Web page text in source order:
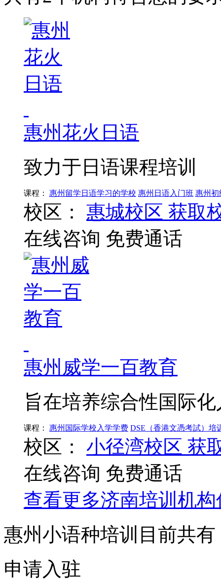
惠州花火日语
致力于日语课程培训
课程： 惠州留学日语学习的学校 惠州日语入门班 惠州初
校区： 惠城校区 获取
在线咨询 免费通话
惠州威学一百教育
旨在培养综合性国际
课程： 惠州国际学校入学学费 DSE（香港文憑考試）培
校区： 小径湾校区 获
在线咨询 免费通话
查看更多济南培训机构
惠州小语种培训目前共有
申请入驻